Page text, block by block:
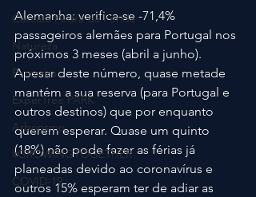
Cascata Pedra da Ferida
Natureza
Parcerias
ExperTree PARK
Arborismo
#GROWINGTOGETHER
COVID-19
Alemanha: verifica-se -71,4%
passageiros alemães para Portugal nos
próximos 3 meses (abril a junho).
Apesar deste número, quase metade
mantém a sua reserva (para Portugal e
outros destinos) que por enquanto
querem esperar. Quase um quinto
(18%) não pode fazer as férias já
planeadas devido ao coronavírus e
outros 15% esperam ter de adiar as